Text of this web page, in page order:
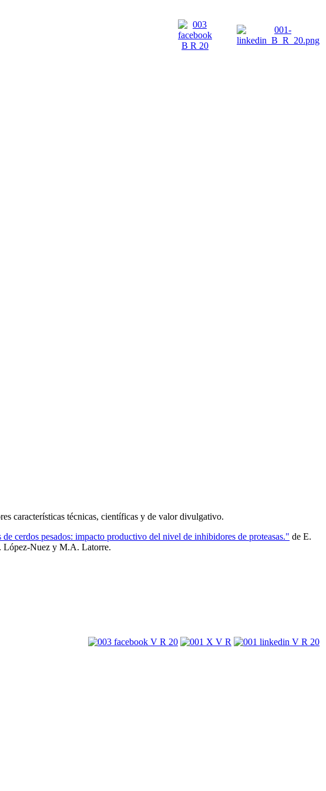
características técnicas, científicas y de valor divulgativo.
cerdos pesados: impacto productivo del nivel de inhibidores de proteasas." de E.
López‑Nuez y M.A. Latorre.